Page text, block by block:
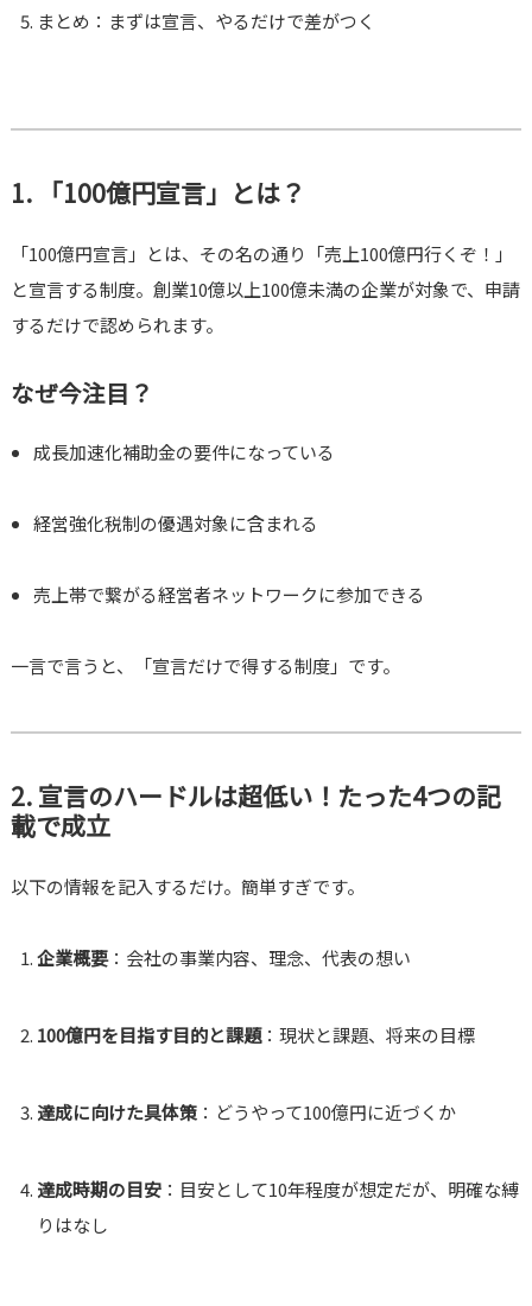
まとめ：まずは宣言、やるだけで差がつく
1. 「100億円宣言」とは？
「100億円宣言」とは、その名の通り「売上100億円行くぞ！」
と宣言する制度。創業10億以上100億未満の企業が対象で、申請
するだけで認められます。
なぜ今注目？
成長加速化補助金の要件になっている
経営強化税制の優遇対象に含まれる
売上帯で繋がる経営者ネットワークに参加できる
一言で言うと、「宣言だけで得する制度」です。
2. 宣言のハードルは超低い！たった4つの記
載で成立
以下の情報を記入するだけ。簡単すぎです。
企業概要：会社の事業内容、理念、代表の想い
100億円を目指す目的と課題：現状と課題、将来の目標
達成に向けた具体策 ：どうやって100億円に近づくか
達成時期の目安 ：目安として10年程度が想定だが、明確な縛
りはなし